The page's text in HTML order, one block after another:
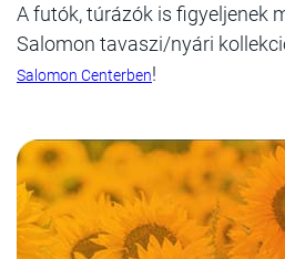
A futók, túrázók is figyeljenek
Salomon tavaszi/nyári
Salomon Centerben!